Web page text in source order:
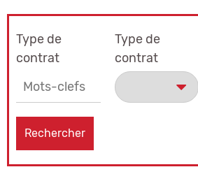
Type de
contrat
Type de
contrat